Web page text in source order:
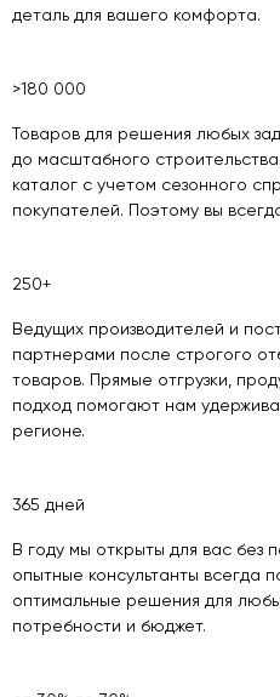
деталь для вашего комфорта.
>180 000
Товаров для решения любых
до масштабного
каталог с учетом сезонного
покупателей. Поэтому вы
250+
Ведущих производителей и
партнерами после строгого
товаров. Прямые отгрузки,
подход помогают нам
регионе.
365 дней
В году мы открыты для вас без
опытные консультанты всегда
оптимальные решения для
потребности и бюджет.